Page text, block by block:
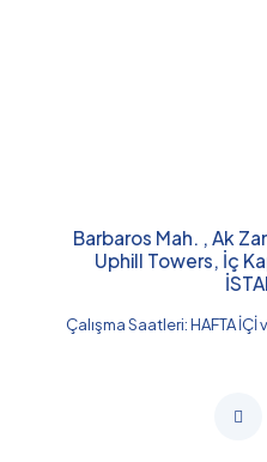
Barbaros Mah. , Ak
Uphill Towers, İç
Çalışma Saatleri: HAFTA